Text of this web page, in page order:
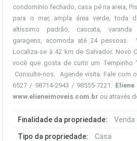
condomínio fechado, casa pé na areia,
para o mar, ampla área verde, toda
altíssimo padrão, cascata, varanda
garagens, acomoda até 24 pessoas.
Localiza-se à 42 km de Salvador. Novo
você que gosta de curtir um Tempinho
Consulte-nos. Agende visita. Fale com
6527 / 98714-2943 / 98555-7221.
www.elieneimoveis.com.br ou através
Finalidade da propriedade: Venda
Tipo da propriedade: Casa